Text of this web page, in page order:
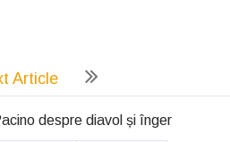
Article
despre diavol și înger